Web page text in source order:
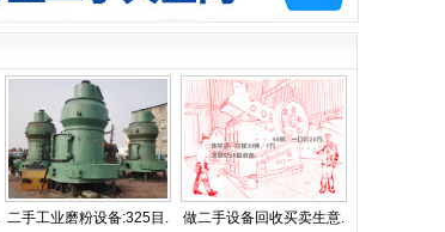
二手工业磨粉设备:325目. 做二手设备回收买卖生意.